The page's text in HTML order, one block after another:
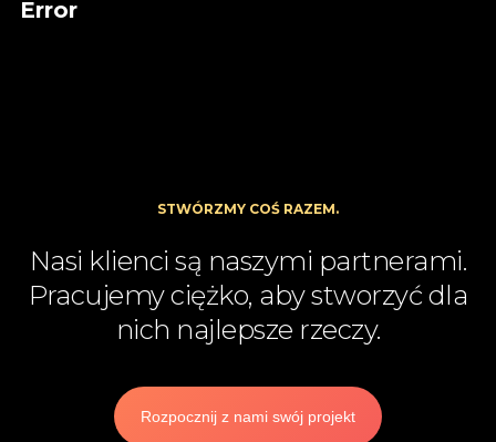
Error
STWÓRZMY COŚ RAZEM.
Nasi klienci są naszymi partnerami.
Pracujemy ciężko, aby stworzyć dla
nich najlepsze rzeczy.
Rozpocznij z nami swój projekt